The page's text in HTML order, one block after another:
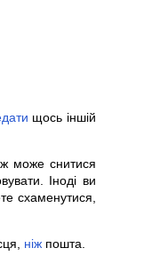
щось іншій
може снитися
Іноді ви
схаменутися,
ніжпошта.